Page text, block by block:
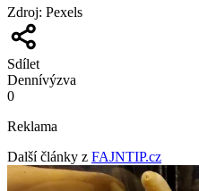
Zdroj: Pexels
Sdílet
Dennívýzva
0
Reklama
Další články z FAJNTIP.cz